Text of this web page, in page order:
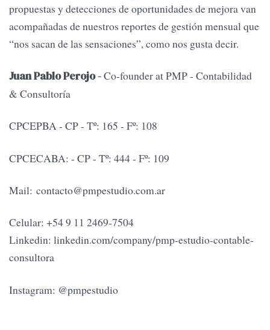
propuestas y detecciones de oportunidades de mejora van
acompañadas de nuestros reportes de gestión mensual que
“nos sacan de las sensaciones”, como nos gusta decir.
Juan Pablo Perojo -Co-founder at PMP - Contabilidad
& Consultoría
CPCEPBA - CP - Tº: 165 - Fº: 108
CPCECABA: - CP - Tº: 444 - Fº: 109
Mail: contacto@pmpestudio.com.ar
Celular: +54 9 11 2469-7504
Linkedin: linkedin.com/company/pmp-estudio-contable-
consultora
Instagram: @pmpestudio